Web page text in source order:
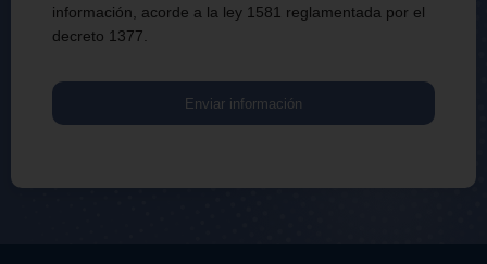
información, acorde a la ley 1581 reglamentada por el
decreto 1377.
Enviar información